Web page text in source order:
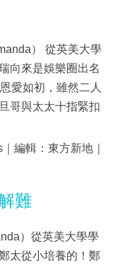
） 從英美大學
向來是娛樂圈出名
愛如初，雖然二人
哥與太太十指緊扣
編輯：東方新地｜
難
）從英美大學學
太從小培養的！鄭